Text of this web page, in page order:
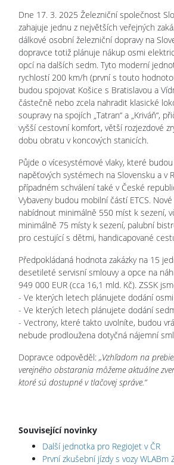
Dne 17. 3. 2025 Železniční společnost
zahajuje jednu z největších veřejných
dálkové osobní železniční dopravy na
dopravce totiž plánuje nákup osmi
opcí na dalších sedm. Tyto moderní
rychlostí 200 km/h (první s touto
budou spojovat Košice s Bratislavou a
částečně nebo zcela nahradit klasické
soupravy na spojích „Tatran“ a „Kriváň“,
vyšší cestovní komfort, větší rozjezdové
dobu obratu v koncových stanicích.
Půjde o vícesystémové vlaky, které
napěťových systémech na Slovensku a v
případném schválení také v České
Vybaveny budou mobilní částí ETCS.
nabídnout minimálně 550 míst k sezení,
minimálně 75 místy k sezení, palubní
pro cestující s dětmi, handicapované
Předpokládaná hodnota zakázky na 15
desetileté servisní smlouvy a opce na
949 000 EUR (cca 16,1 mld. Kč). ZSSK
- Ve kterých letech plánujete dodání
- Ve kterých letech plánujete dodání
- Vectrony, které takto uvolníte, budou
nebude prodloužena dotyčná nájemní
Dopravce odpověděl: „Vzhľadom na
verejného obstarania môžeme aktuálne
ktoré sú dostupné v tlačovej správe.“
Související novinky
Další jednotka pro RegioJet v ČR
První zkušební jízdy s vozy WLABm